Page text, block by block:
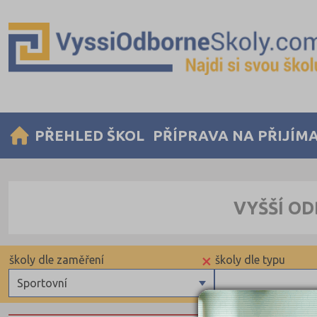
PŘEHLED ŠKOL PŘÍPRAVA NA
VYŠŠÍ
školy dle typu
×
Sportovní
školy dle zaměření